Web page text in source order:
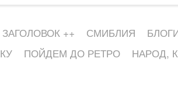
ЗАГОЛОВОК ++ СМИБЛИЯ
ПОЙДЕМ ДО РЕТРО НАРОД,